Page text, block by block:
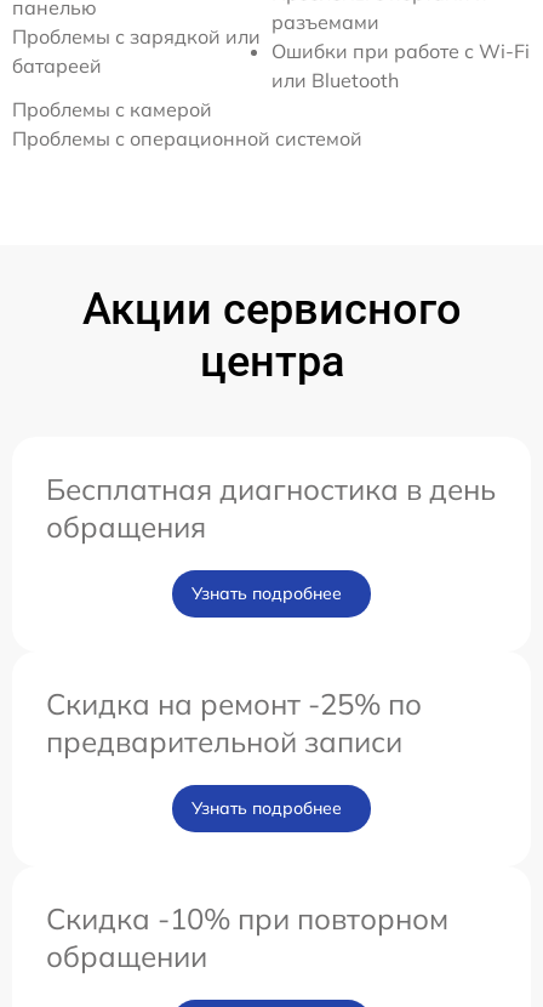
панелью
Проблемы с зарядкой или
батареей
разъемами
Ошибки при работе с Wi-Fi
или Bluetooth
Проблемы с камерой
Проблемы с операционной системой
Акции сервисного
центра
Бесплатная диагностика в день
обращения
Узнать подробнее
Скидка на ремонт -25% по
предварительной записи
Узнать подробнее
Скидка -10% при повторном
обращении